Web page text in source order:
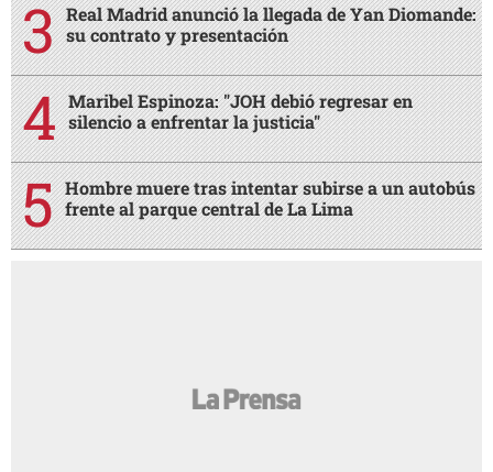
Real Madrid anunció la llegada de Yan Diomande:
su contrato y presentación
Maribel Espinoza: "JOH debió regresar en
silencio a enfrentar la justicia"
Hombre muere tras intentar subirse a un autobús
frente al parque central de La Lima